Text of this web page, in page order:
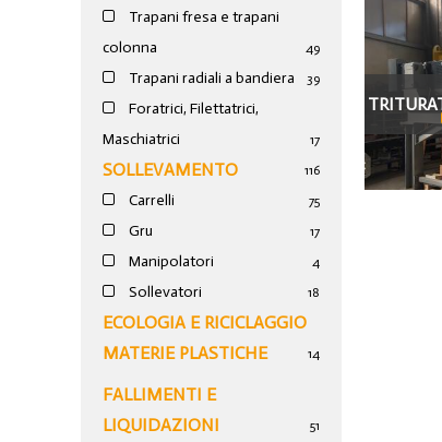
Trapani fresa e trapani
colonna
49
Trapani radiali a bandiera 39
Foratrici, Filettatrici,
Maschiatrici
17
SOLLEVAMENTO 116
Carrelli 75
Gru 17
Manipolatori 4
Sollevatori 18
ECOLOGIA E RICICLAGGIO
MATERIE PLASTICHE
14
FALLIMENTI E
LIQUIDAZIONI
51